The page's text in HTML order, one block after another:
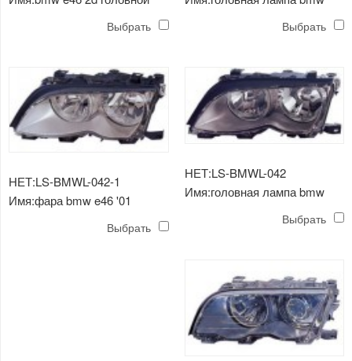
Выбрать Выбрать
НЕТ:LS-BMWL-042-1
Имя:фара bmw e46 '01
Выбрать
НЕТ:LS-BMWL-042
Имя:головная лампа bmw
Выбрать